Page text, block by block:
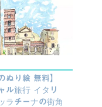
ぬり絵 無料】
ル旅行 イタリ
ラチーナの街角